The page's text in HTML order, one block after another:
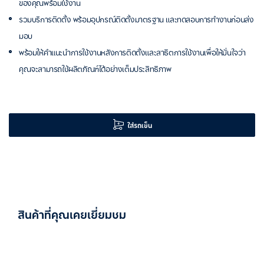
ของคุณพร้อมใช้งาน
รวมบริการติดตั้ง พร้อมอุปกรณ์ติดตั้งมาตรฐาน และทดสอบการทำงานก่อนส่ง
มอบ
พร้อมให้คำแนะนำการใช้งานหลังการติดตั้งและสาธิตการใช้งานเพื่อให้มั่นใจว่า
คุณจะสามารถใช้ผลิตภัณฑ์ได้อย่างเต็มประสิทธิภาพ
ใส่รถเข็น
สินค้าที่คุณเคยเยี่ยมชม